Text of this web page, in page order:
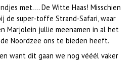
met.... De Witte Haas! Misschien
de super-toffe Strand-Safari, waar
Marjolein jullie meenamen in al het
Noordzee ons te bieden heeft.
want dit gaan we nog vééél vaker